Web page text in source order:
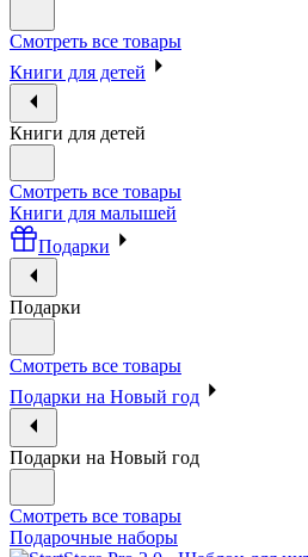
Смотреть все товары
Книги для детей
Книги для детей
Смотреть все товары
Книги для малышей
Подарки
Подарки
Смотреть все товары
Подарки на Новый год
Подарки на Новый год
Смотреть все товары
Подарочные наборы